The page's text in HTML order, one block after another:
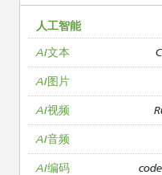
人工智能
AI文本
AI图片
AI视频
AI音频
AI编码